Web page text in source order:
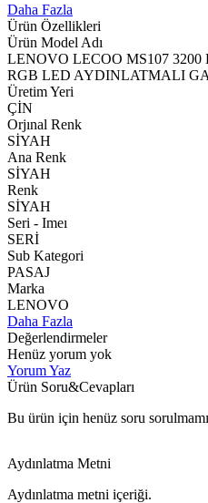
Daha Fazla
Ürün Özellikleri
Ürün Model Adı
LENOVO LECOO MS107
RGB LED AYDINLATMALI
Üretim Yeri
ÇİN
Orjınal Renk
SİYAH
Ana Renk
SİYAH
Renk
SİYAH
Seri - Imeı
SERİ
Sub Kategori
PASAJ
Marka
LENOVO
Daha Fazla
Değerlendirmeler
Henüz yorum yok
Yorum Yaz
Ürün Soru&Cevapları
Bu ürün için henüz soru
Aydınlatma Metni
Aydınlatma metni içeriği.